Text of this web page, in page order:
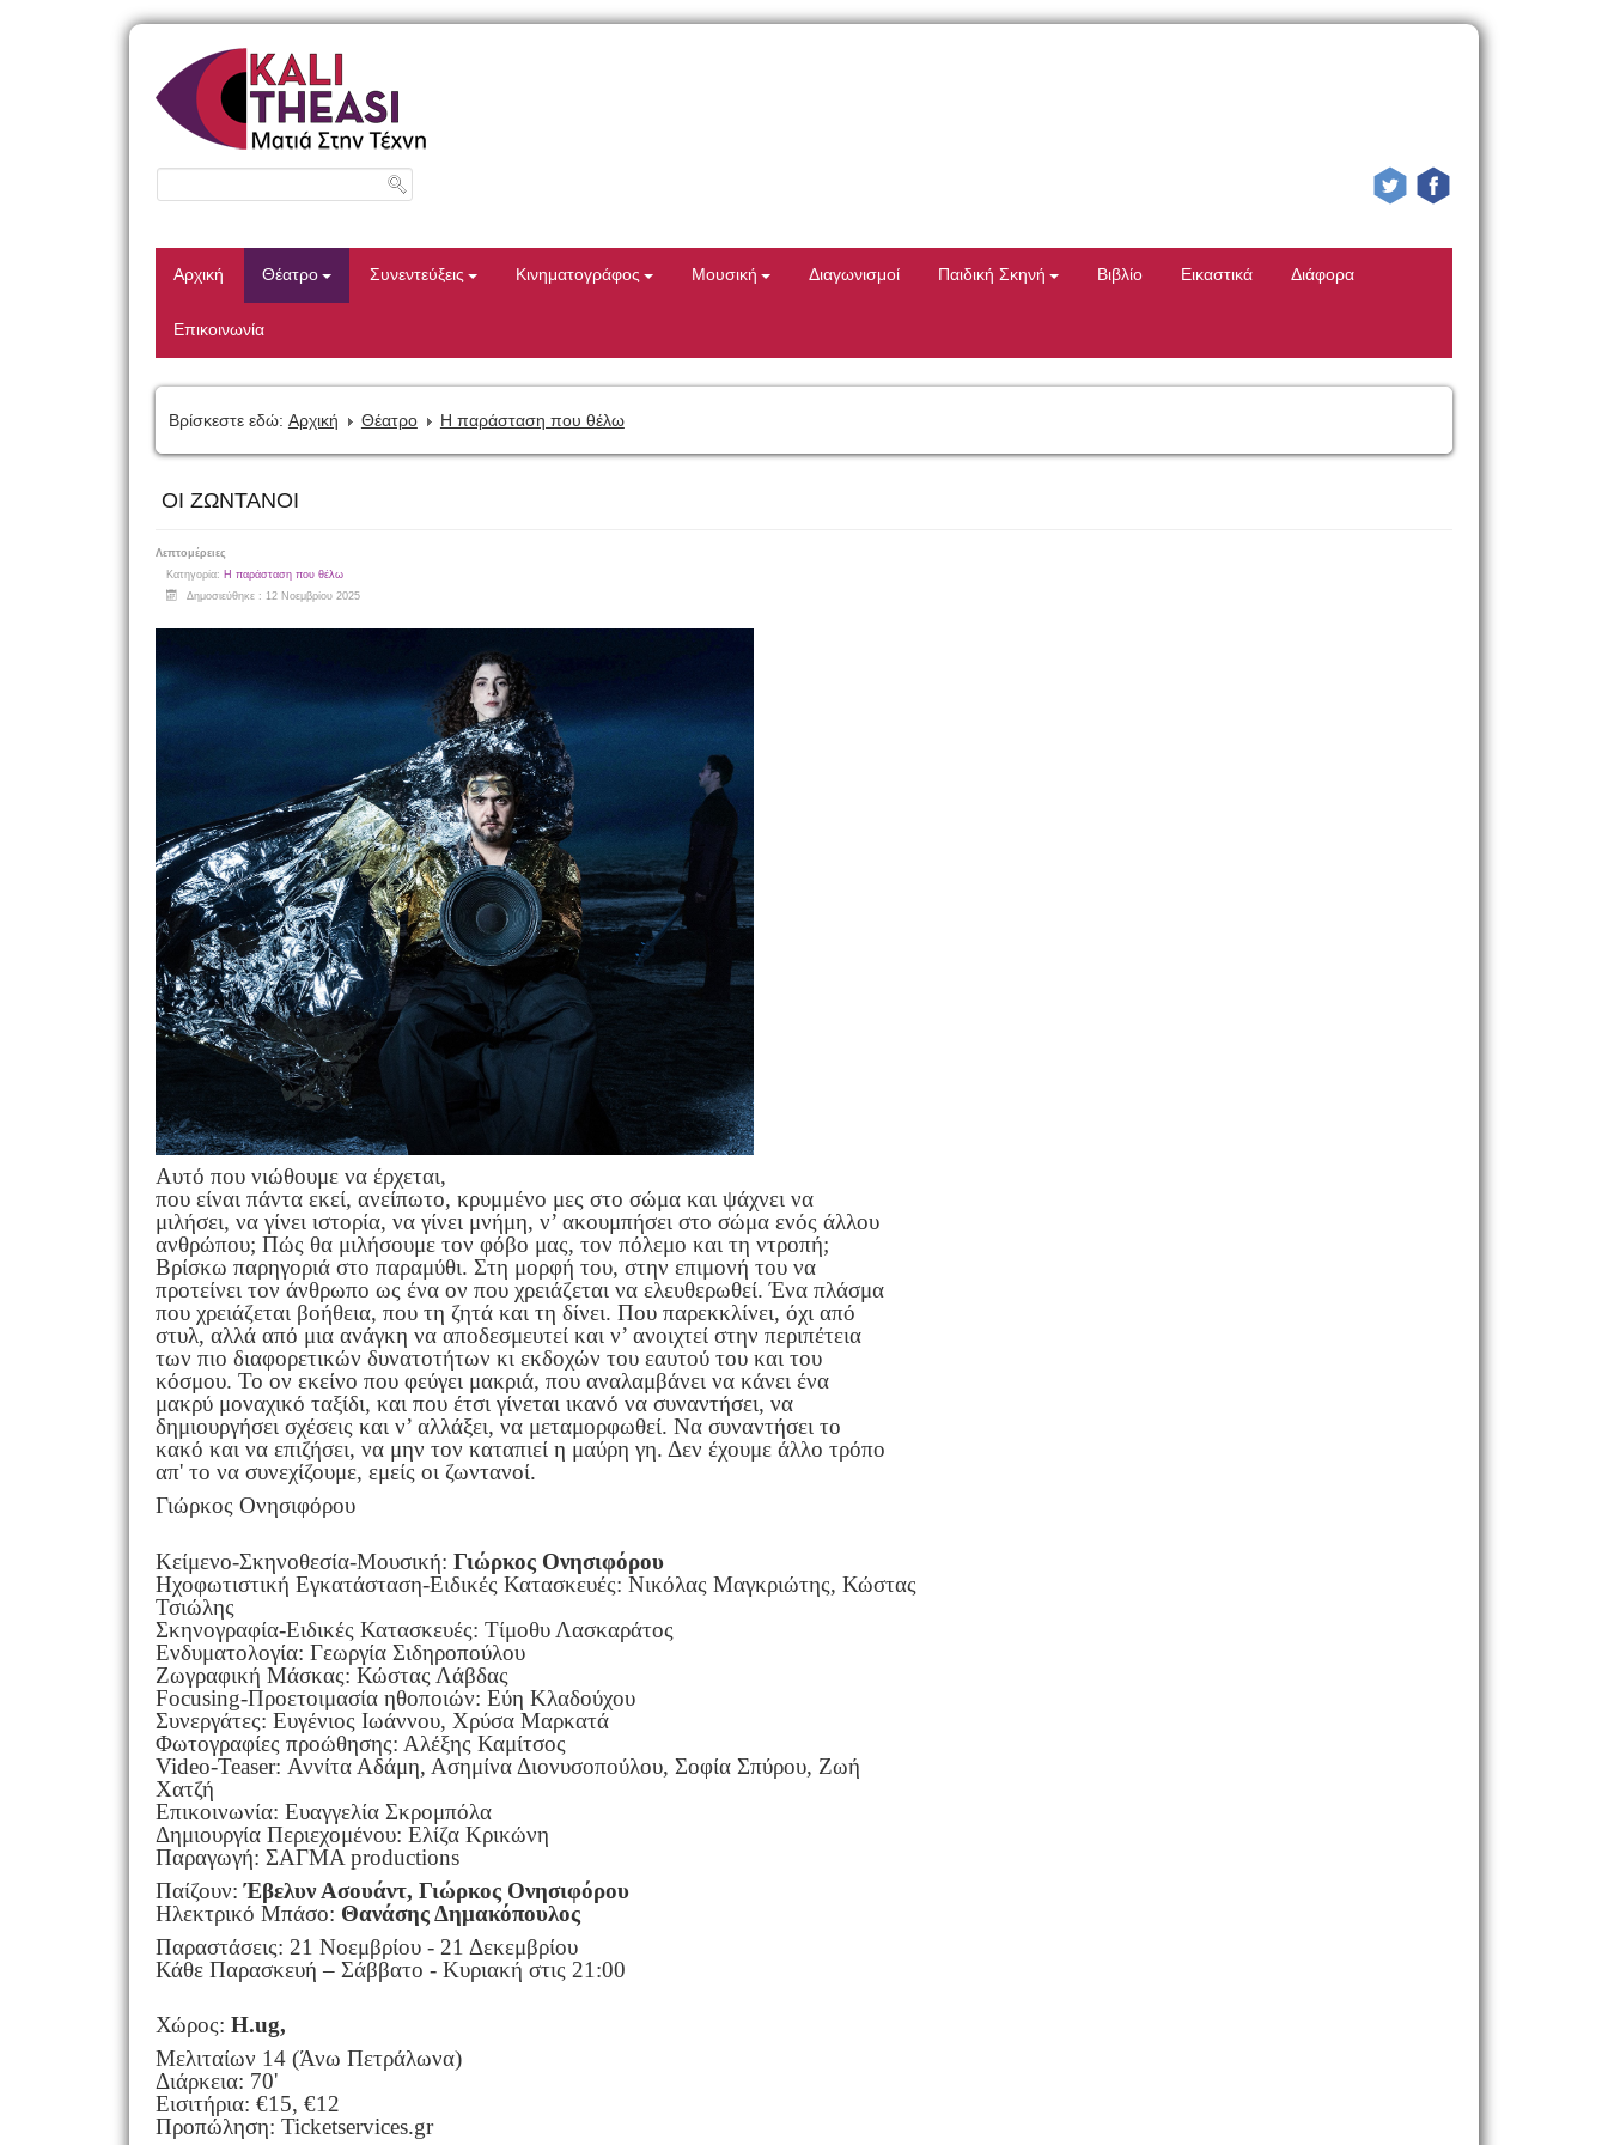
Αρχική Θέατρο Συνεντεύξεις Κινηματογράφος Μουσική Διαγωνισμοί Παιδική Σκηνή Βιβλίο Εικαστικά Διάφορα
Επικοινωνία
Βρίσκεστε εδώ: Αρχική Θέατρο Η παράσταση που θέλω
ΟΙ ΖΩΝΤΑΝΟΙ
Λεπτομέρειες
Κατηγορία: Η παράσταση που θέλω
Δημοσιεύθηκε : 12 Νοεμβρίου 2025
Αυτό που νιώθουμε να έρχεται,
που είναι πάντα εκεί, ανείπωτο, κρυμμένο μες στο σώμα και ψάχνει να
μιλήσει, να γίνει ιστορία, να γίνει μνήμη, ν’ ακουμπήσει στο σώμα ενός άλλου
ανθρώπου; Πώς θα μιλήσουμε τον φόβο μας, τον πόλεμο και τη ντροπή;
Βρίσκω παρηγοριά στο παραμύθι. Στη μορφή του, στην επιμονή του να
προτείνει τον άνθρωπο ως ένα ον που χρειάζεται να ελευθερωθεί. Ένα πλάσμα
που χρειάζεται βοήθεια, που τη ζητά και τη δίνει. Που παρεκκλίνει, όχι από
στυλ, αλλά από μια ανάγκη να αποδεσμευτεί και ν’ ανοιχτεί στην περιπέτεια
των πιο διαφορετικών δυνατοτήτων κι εκδοχών του εαυτού του και του
κόσμου. Το ον εκείνο που φεύγει μακριά, που αναλαμβάνει να κάνει ένα
μακρύ μοναχικό ταξίδι, και που έτσι γίνεται ικανό να συναντήσει, να
δημιουργήσει σχέσεις και ν’ αλλάξει, να μεταμορφωθεί. Να συναντήσει το
κακό και να επιζήσει, να μην τον καταπιεί η μαύρη γη. Δεν έχουμε άλλο τρόπο
απ' το να συνεχίζουμε, εμείς οι ζωντανοί.
Γιώρκος Ονησιφόρου
Κείμενο-Σκηνοθεσία-Μουσική: Γιώρκος Ονησιφόρου
Ηχοφωτιστική Εγκατάσταση-Ειδικές Κατασκευές: Νικόλας Μαγκριώτης, Κώστας
Τσιώλης
Σκηνογραφία-Ειδικές Κατασκευές: Τίμοθυ Λασκαράτος
Ενδυματολογία: Γεωργία Σιδηροπούλου
Ζωγραφική Μάσκας: Κώστας Λάβδας
Focusing-Προετοιμασία ηθοποιών: Εύη Κλαδούχου
Συνεργάτες: Ευγένιος Ιωάννου, Χρύσα Μαρκατά
Φωτογραφίες προώθησης: Αλέξης Καμίτσος
Video-Teaser: Αννίτα Αδάμη, Ασημίνα Διονυσοπούλου, Σοφία Σπύρου, Ζωή
Χατζή
Επικοινωνία: Ευαγγελία Σκρομπόλα
Δημιουργία Περιεχομένου: Ελίζα Κρικώνη
Παραγωγή: ΣΑΓΜΑ productions
Παίζουν:Έβελυν Ασουάντ, Γιώρκος Ονησιφόρου
Ηλεκτρικό Μπάσο: Θανάσης Δημακόπουλος
Παραστάσεις: 21 Νοεμβρίου - 21 Δεκεμβρίου
Κάθε Παρασκευή – Σάββατο - Κυριακή στις 21:00
Χώρος: H.ug,
Μελιταίων 14 (Άνω Πετράλωνα)
Διάρκεια: 70'
Εισιτήρια: €15, €12
Προπώληση: Ticketservices.gr